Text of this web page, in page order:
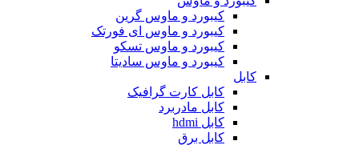
کیبورد و ماوس گرین
کیبورد و ماوس ای فورتک
کیبورد و ماوس تسکو
کیبورد و ماوس سادیتا
کابل
کابل کارت گرافیک
کابل مادربرد
کابل hdmi
کابل برق